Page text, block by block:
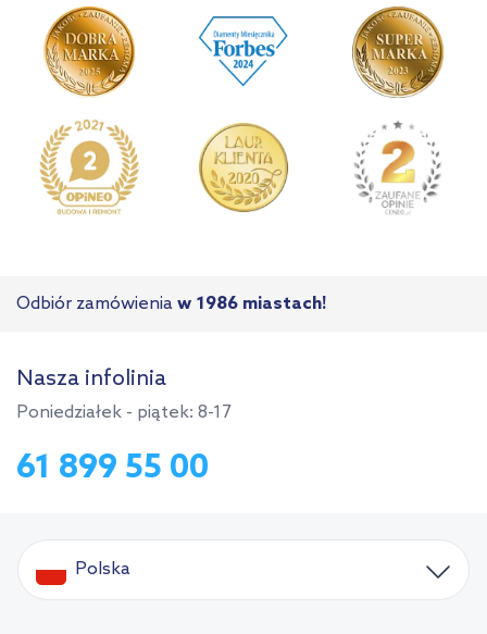
Odbiór zamówienia w 1986 miastach!
Nasza infolinia
Poniedziałek - piątek: 8-17
61 899 55 00
Polska